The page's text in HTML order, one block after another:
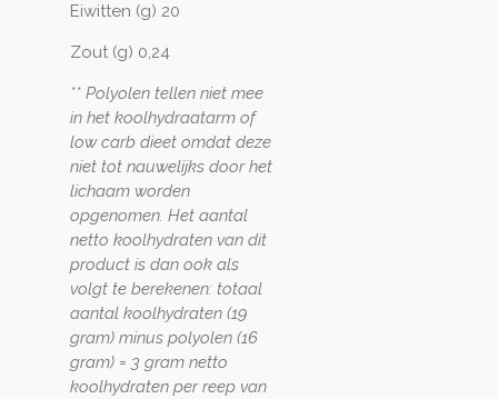
Eiwitten (g) 20
Zout (g) 0,24
** Polyolen tellen niet mee
in het koolhydraatarm of
low carb dieet omdat deze
niet tot nauwelijks door het
lichaam worden
opgenomen. Het aantal
netto koolhydraten van dit
product is dan ook als
volgt te berekenen: totaal
aantal koolhydraten (19
gram) minus polyolen (16
gram) = 3 gram netto
koolhydraten per reep van